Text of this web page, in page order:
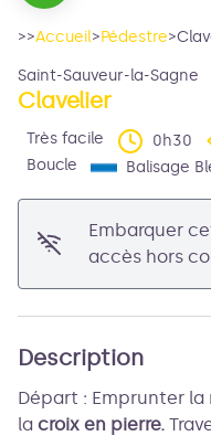
>>Accueil>Pédestre>
Saint-Sauveur-la-Sagne
Clavelier
Très facile 0h30
Boucle
Balisage
Embarquer
accès hors
Description
Départ : Emprunter la
la croix en pierre.